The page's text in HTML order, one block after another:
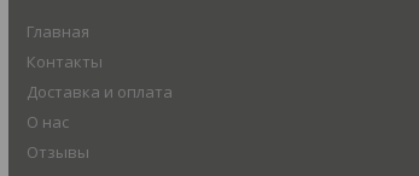
Главная
Контакты
Доставка и оплата
О нас
Отзывы